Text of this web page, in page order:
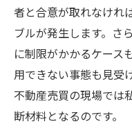
者と合意が取れなけれ
ブルが発生します。さ
に制限がかかるケース
用できない事態も見受
不動産売買の現場では
断材料となるのです。